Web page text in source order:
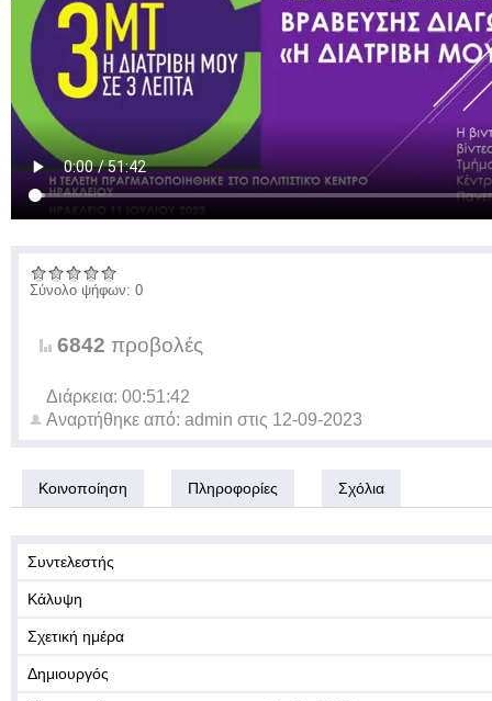
Σύνολο ψήφων: 0
6842 προβολές
Διάρκεια: 00:51:42
Αναρτήθηκε από: admin στις 12-09-2023
Κοινοποίηση Πληροφορίες Σχόλια
Συντελεστής
Κάλυψη
Σχετική ημέρα
Δημιουργός